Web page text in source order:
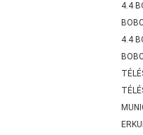
4.4
4.4